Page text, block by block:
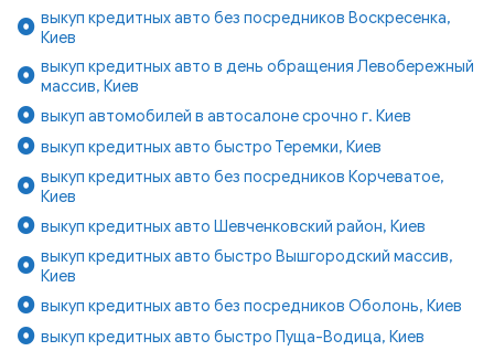
выкуп кредитных авто без посредников Воскресенка,
Киев
выкуп кредитных авто в день обращения Левобережный
массив, Киев
выкуп автомобилей в автосалоне срочно г. Киев
выкуп кредитных авто быстро Теремки, Киев
выкуп кредитных авто без посредников Корчеватое,
Киев
выкуп кредитных авто Шевченковский район, Киев
выкуп кредитных авто быстро Вышгородский массив,
Киев
выкуп кредитных авто без посредников Оболонь, Киев
выкуп кредитных авто быстро Пуща-Водица, Киев